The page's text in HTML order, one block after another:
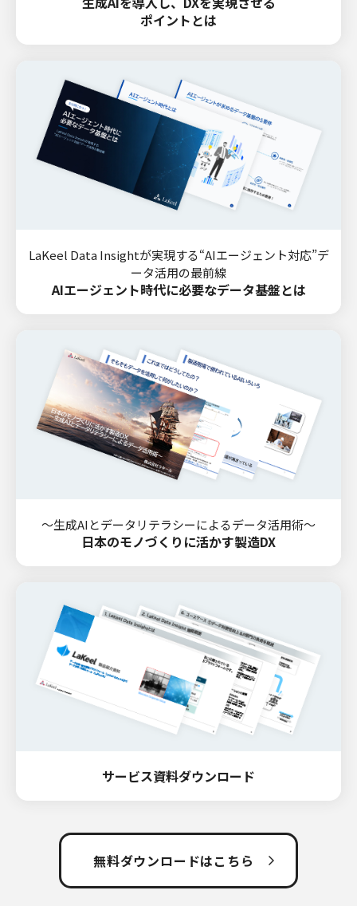
ポイントとは
LaKeel Data Insightが実現する“AIエージェント対応”デ
ータ活用の最前線
AIエージェント時代に必要なデータ基盤とは
～生成AIとデータリテラシーによるデータ活用術～
日本のモノづくりに活かす製造DX
サービス資料ダウンロード
無料ダウンロードはこちら